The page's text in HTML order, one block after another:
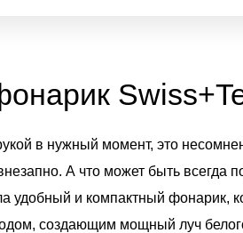
в нужный момент, это
А что может быть всегда
удобный и компактный фонарик,
создающим мощный луч